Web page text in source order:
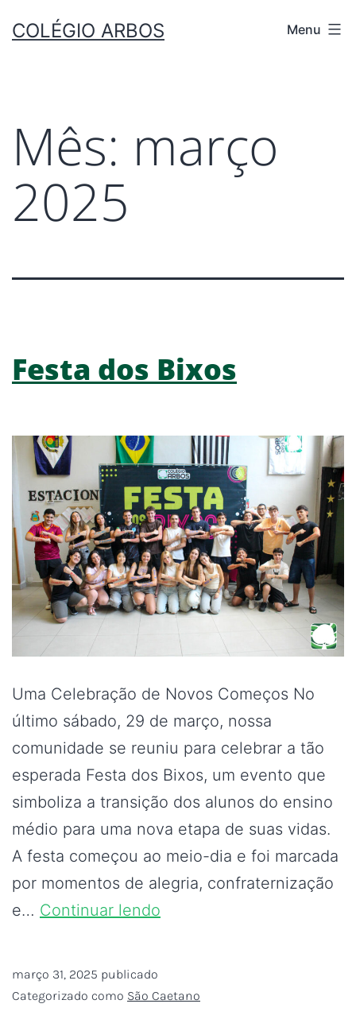
COLÉGIO ARBOS Menu
Mês: março
2025
Festa dos Bixos
Uma Celebração de Novos Começos No
último sábado, 29 de março, nossa
comunidade se reuniu para celebrar a tão
esperada Festa dos Bixos, um evento que
simboliza a transição dos alunos do ensino
médio para uma nova etapa de suas vidas.
A festa começou ao meio-dia e foi marcada
por momentos de alegria, confraternização
e… Continuar lendo
março 31, 2025 publicado
Categorizado como São Caetano